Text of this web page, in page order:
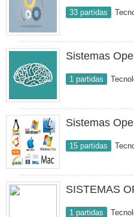
33 partidas
Sistemas
1 partidas
Sistemas
15 partidas
SISTEMAS
1 partidas